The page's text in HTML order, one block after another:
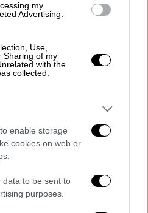
my
Advertising.
Use,
Sharing of my
with the
collected.
enable storage
cookies on web or
data to be sent to
purposes.
γιατί δεν έχει
μόνος του,
Δεν ξέρω τη
από τα σωληνάκια.
. Πηγαίνω και τον
ενημερώνομαι για την
του.
με την έννοια ότι της
Είμαι αισιόδοξη, δεν
στιγμή κάτι αρνητικό.
και θα είναι σούπερ,
ότι όλα αυτά δεν